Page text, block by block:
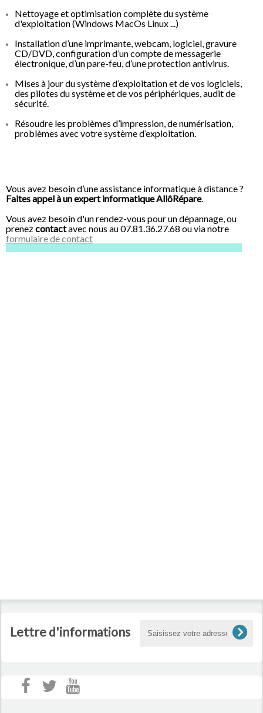
Nettoyage et optimisation complète du système
d'exploitation (Windows MacOs Linux ...)
Installation d’une imprimante, webcam, logiciel, gravure
CD/DVD, configuration d’un compte de messagerie
électronique, d’un pare-feu, d’une protection antivirus.
Mises à jour du système d’exploitation et de vos logiciels,
des pilotes du système et de vos périphériques, audit de
sécurité.
Résoudre les problèmes d’impression, de numérisation,
problèmes avec votre système d’exploitation.
Vous avez besoin d’une assistance informatique à distance ?
Faites appel à un expert informatique AllôRépare.
Vous avez besoin d'un rendez-vous pour un dépannage,ou
prenezcontactavec nous au 07.81.36.27.68 ou via notre
formulaire de contact
Lettre d'informations